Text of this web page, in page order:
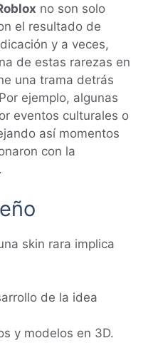
no son solo
el resultado de
y a veces,
de estas rarezas en
una trama detrás
ejemplo, algunas
eventos culturales o
así momentos
con la
skin rara implica
de la idea
y modelos en 3D.